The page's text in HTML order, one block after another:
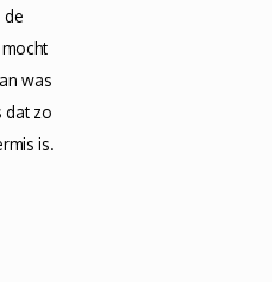
de
was
dat zo
is.